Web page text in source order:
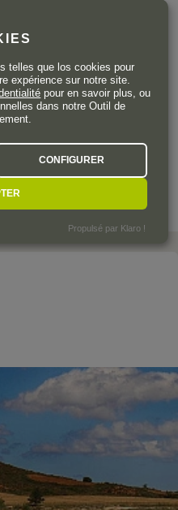
telles que los cookies pour
expérience sur notre site.
pour en savoir plus, ou
dans notre Outil de
CONFIGURER
Propulsé par Klaro !